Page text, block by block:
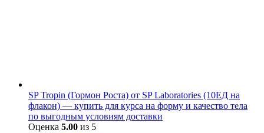
SP Tropin (Гормон Роста) от SP Laboratories (10ЕД на
флакон) — купить для курса на форму и качество тела
по выгодным условиям доставки
Оценка 5.00 из 5